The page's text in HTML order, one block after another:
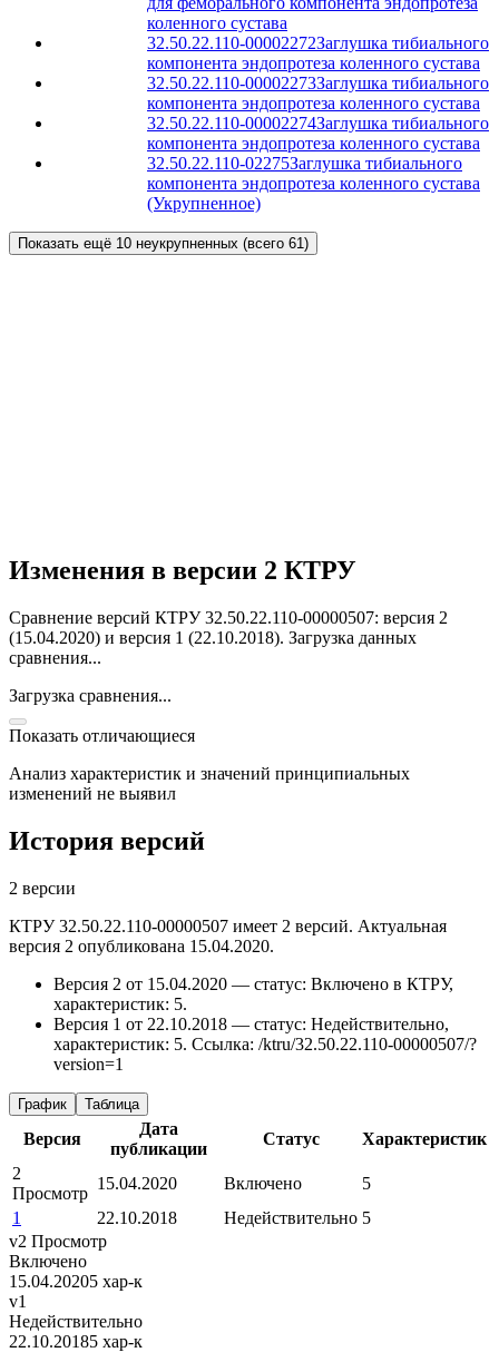
коленного сустава
32.50.22.110-00002272Заглушка тибиального
компонента эндопротеза коленного сустава
32.50.22.110-00002273Заглушка тибиального
компонента эндопротеза коленного сустава
32.50.22.110-00002274Заглушка тибиального
компонента эндопротеза коленного сустава
32.50.22.110-02275Заглушка тибиального
компонента эндопротеза коленного сустава
(Укрупненное)
Показать ещё 10 неукрупненных (всего 61)
Изменения в версии 2 КТРУ
Сравнение версий КТРУ 32.50.22.110-00000507: версия 2
(15.04.2020) и версия 1 (22.10.2018). Загрузка данных
сравнения...
Загрузка сравнения...
Показать отличающиеся
Анализ характеристик и значений принципиальных
изменений не выявил
История версий
2 версии
КТРУ 32.50.22.110-00000507 имеет 2 версий. Актуальная
версия 2 опубликована 15.04.2020.
Версия 2 от 15.04.2020 — статус: Включено в КТРУ,
характеристик: 5.
Версия 1 от 22.10.2018 — статус: Недействительно,
характеристик: 5. Ссылка: /ktru/32.50.22.110-00000507/?
version=1
График Таблица
Версия
Дата
публикации
Статус
Характеристик
2
Просмотр
15.04.2020 Включено
5
1
22.10.2018 Недействительно 5
v2 Просмотр
Включено
15.04.20205 хар-к
v1
Недействительно
22.10.20185 хар-к